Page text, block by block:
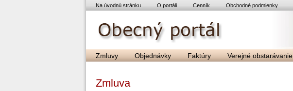
Na úvodnú stránku O portáli Cenník Obchodné podmienky
Zmluvy Objednávky Faktúry Verejné obstarávanie
Zmluva